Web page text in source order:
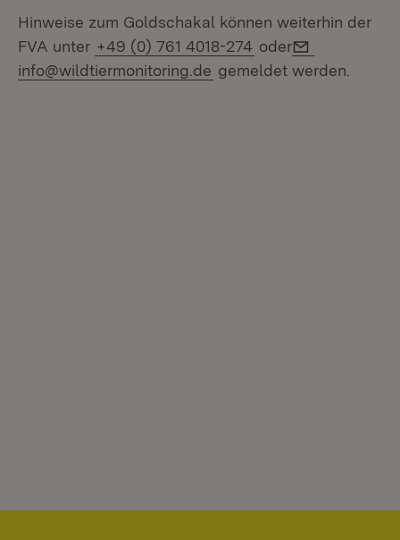
Hinweise zum Goldschakal können weiterhin der
FVA unter +49 (0) 761 4018-274 oder
info@wildtiermonitoring.de gemeldet werden.